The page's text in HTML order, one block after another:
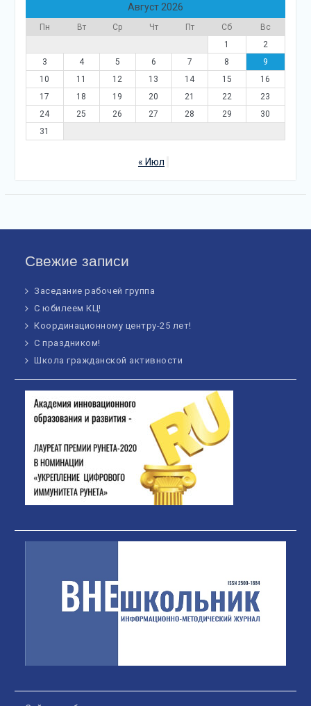
Август 2026
Пн Вт Ср Чт Пт Сб
Вс
1
2
3
4 5 6 7 8
9
10
11 12 13 14 15
16
17
18 19 20 21 22
23
24
25 26 27 28 29
30
31
« Июл
Свежие записи
Заседание рабочей группа
С юбилеем КЦ!
Координационному центру-25 лет!
С праздником!
Школа гражданской активности